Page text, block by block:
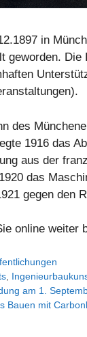
in
geworden. Die
des
1916 das
aus der
das
gegen den
online weiter
am 1.
Bauen mit